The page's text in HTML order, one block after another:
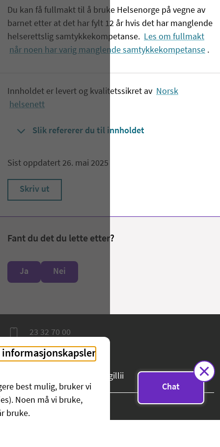
Du kan få fullmakt til å bruke Helsenorge på vegne av
barnet etter at det har fylt 12 år hvis det har manglende
helserettslig samtykkekompetanse. Les om fullmakt
når noen har varig manglende samtykkekompetanse .
Innholdet er levert og kvalitetssikret av Norsk
helsenett
Slik refererer du til innholdet
Sist oppdatert 26. mai 2025
Skriv ut
Fant du det du lette etter?
Ja Nei
Chat